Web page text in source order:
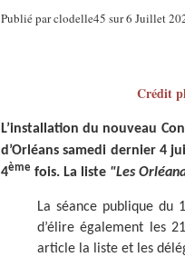
Publié par clodelle45 sur 6 Juillet
Crédit
L’installation du nouveau
d’Orléans samedi dernier 4
4ème fois. La liste "Les
La séance publique du 1
d’élire également les
article la liste et les